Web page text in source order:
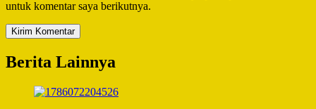
untuk komentar saya berikutnya.
Berita Lainnya